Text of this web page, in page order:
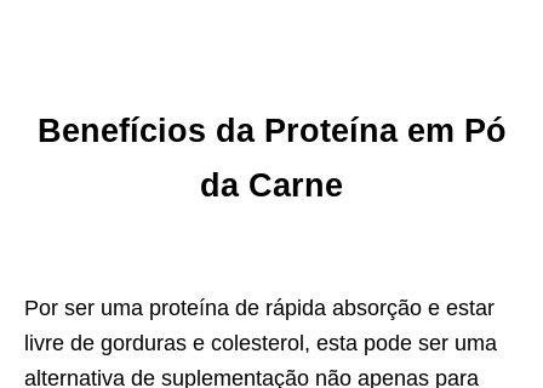
Benefícios da Proteína em Pó
da Carne
Por ser uma proteína de rápida absorção e estar
livre de gorduras e colesterol, esta pode ser uma
alternativa de suplementação não apenas para